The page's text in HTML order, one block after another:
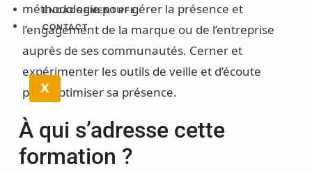
ENCADREMENT PFE
CONTACT
X
méthodologie pour gérer la présence et
l’engagement de la marque ou de l’entreprise
auprès de ses communautés. Cerner et
expérimenter les outils de veille et d’écoute
pour optimiser sa présence.
À qui s’adresse cette
formation ?